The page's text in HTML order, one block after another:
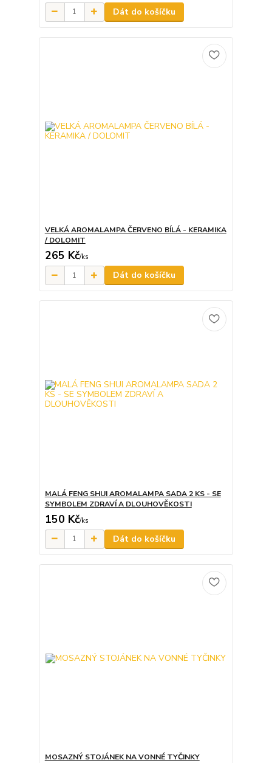
Dát do košíčku
VELKÁ AROMALAMPA ČERVENO BÍLÁ - KERAMIKA
/ DOLOMIT
265 Kč/ks
Dát do košíčku
MALÁ FENG SHUI AROMALAMPA SADA 2 KS - SE
SYMBOLEM ZDRAVÍ A DLOUHOVĚKOSTI
150 Kč/ks
Dát do košíčku
MOSAZNÝ STOJÁNEK NA VONNÉ TYČINKY